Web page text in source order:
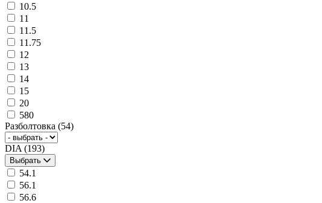
10.5
11
11.5
11.75
12
13
14
15
20
580
Разболтовка (54)
DIA (193)
Выбрать
54.1
56.1
56.6